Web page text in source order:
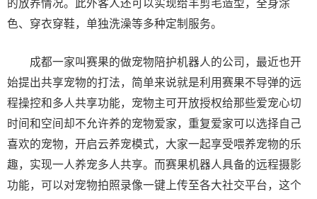
的放养情况。此外客人还可以实现给羊剪毛造型，全身涂
色、穿衣穿鞋，单独洗澡等多种定制服务。
成都一家叫赛果的做宠物陪护机器人的公司，最近也开
始提出共享宠物的打法，简单来说就是利用赛果不导弹的远
程操控和多人共享功能，宠物主可开放授权给那些爱宠心切
时间和空间却不允许养的宠物爱家，重复爱家可以选择自己
喜欢的宠物，开启云养宠模式，大家一起享受喂养宠物的乐
趣，实现一人养宠多人共享。而赛果机器人具备的远程摄影
功能，可以对宠物拍照录像一键上传至各大社交平台，这个